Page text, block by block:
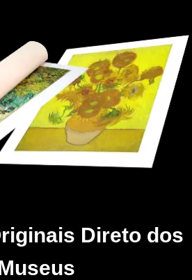
Direto dos